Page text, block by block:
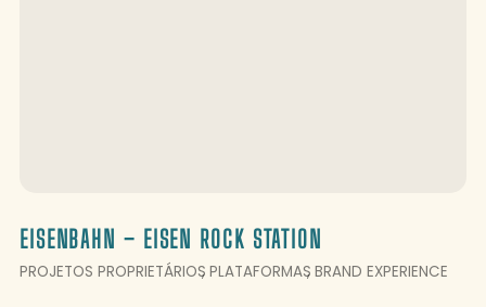
EISENBAHN – EISEN ROCK STATION
PROJETOS PROPRIETÁRIOS PLATAFORMAS BRAND EXPERIENCE